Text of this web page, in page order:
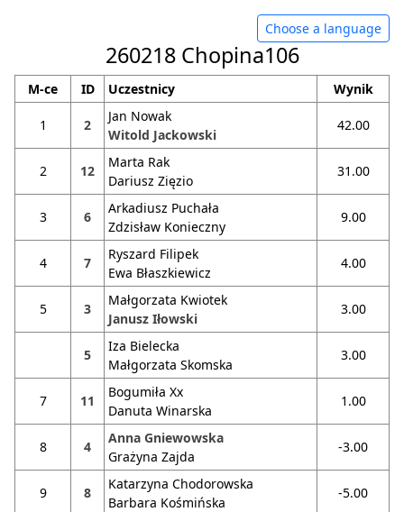
Choose a language
260218 Chopina106
M-ce ID Uczestnicy Wynik
1 2
Jan Nowak
Witold Jackowski
42.00
2 12
Marta Rak
Dariusz Zięzio
31.00
3 6
Arkadiusz Puchała
Zdzisław Konieczny
9.00
4 7
Ryszard Filipek
Ewa Błaszkiewicz
4.00
5 3
Małgorzata Kwiotek
Janusz Iłowski
3.00
5
Iza Bielecka
Małgorzata Skomska
3.00
7 11
Bogumiła Xx
Danuta Winarska
1.00
8 4
Anna Gniewowska
Grażyna Zajda
-3.00
9 8
Katarzyna Chodorowska
Barbara Kośmińska
-5.00